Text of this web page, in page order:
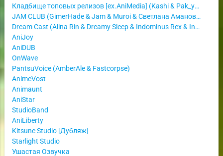
Кладбище топовых релизов [ex.AniMedia] (Kashi & Pak_y_Mika)
JAM CLUB (GimerHade & Jam & Muroi & Светлана Аманова)
Dream Cast (Alina Rin & Dreamy Sleep & Indominus Rex & Inferno_Phantom & Ket & Lelik_time & Mirona)
AniJoy
AniDUB
OnWave
PantsuVoice (AmberAle & Fastcorpse)
AnimeVost
Animaunt
AniStar
StudioBand
AniLiberty
Kitsune Studio [Дубляж]
Starlight Studio
Ушастая Озвучка